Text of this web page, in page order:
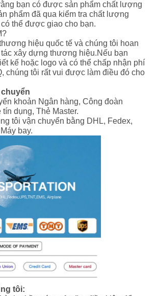
bạn có được sản phẩm chất lượng
phẩm đã qua kiểm tra chất lượng
thể được giao cho bạn.
hiệu quốc tế và chúng tôi hoan
xây dựng thương hiệu.Nếu bạn
kế hoặc logo và có thể chấp nhận phí
chúng tôi rất vui được làm điều đó cho
khoản Ngân hàng, Công đoàn
dụng, Thẻ Master.
tôi vận chuyển bằng DHL, Fedex,
bay.
tôi: